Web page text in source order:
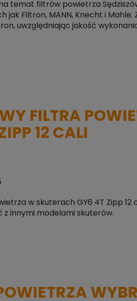
temat filtrów powietrza
Filtron, MANN, Knecht i Mahle.
uwzględniając jakość
FILTRA
12 CALI
w skuterach GY6 4T Zipp 12
innymi modelami skuterów.